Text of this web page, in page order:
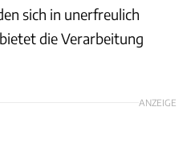
sich in unerfreulich
die Verarbeitung
ANZEIGE